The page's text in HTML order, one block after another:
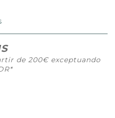
de 200€ exceptuando